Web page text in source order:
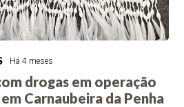
Há 4 meses
drogas em operação
Carnaubeira da Penha